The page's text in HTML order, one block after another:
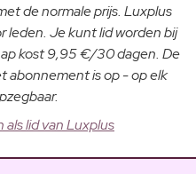
de normale prijs. Luxplus
leden. Je kunt lid worden bij
kost 9,95 €/30 dagen. De
abonnement is op - op elk
als lid van Luxplus